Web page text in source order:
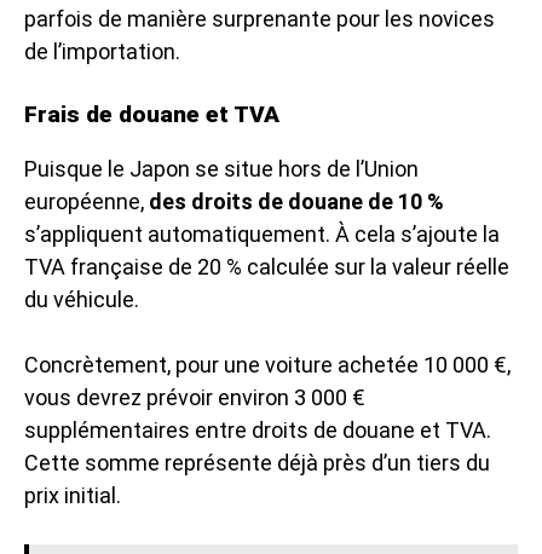
parfois de manière surprenante pour les novices
de l’importation.
Frais de douane et TVA
Puisque le Japon se situe hors de l’Union
européenne, des droits de douane de 10 %
s’appliquent automatiquement. À cela s’ajoute la
TVA française de 20 % calculée sur la valeur réelle
du véhicule.
Concrètement, pour une voiture achetée 10 000 €,
vous devrez prévoir environ 3 000 €
supplémentaires entre droits de douane et TVA.
Cette somme représente déjà près d’un tiers du
prix initial.